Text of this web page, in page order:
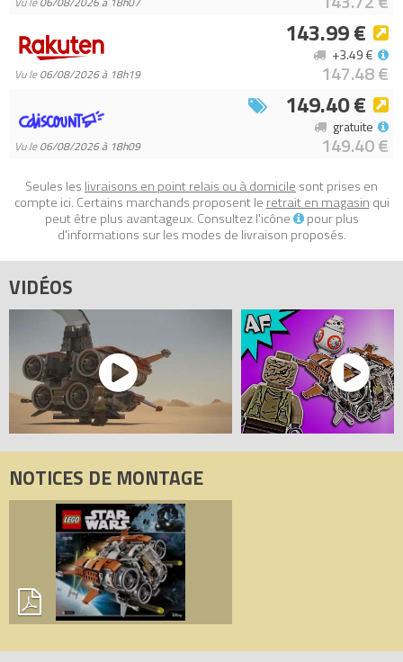
Vu le06/08/2026 à 18h19
143.99 €
147.48 €
+3.49 €
Vu le06/08/2026 à 18h09
149.40 €
149.40 €
gratuite
Seules les livraisons en point relais ou à domicile sont prises en
compte ici. Certains marchands proposent le retrait en magasin qui
peut être plus avantageux. Consultez l'icône
pour plus
d'informations sur les modes de livraison proposés.
VIDÉOS
NOTICES DE MONTAGE